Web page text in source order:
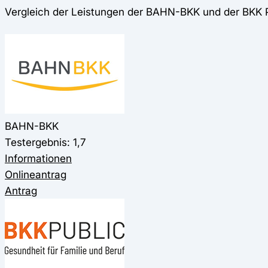
Vergleich der Leistungen der BAHN-BKK und der BKK
BAHN-BKK
Testergebnis: 1,7
Informationen
Onlineantrag
Antrag